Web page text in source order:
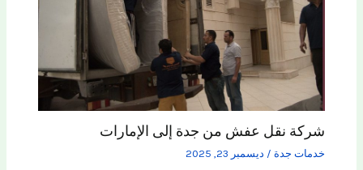
شركة نقل عفش من جدة إلى الإمارات
خدمات جدة / ديسمبر 23, 2025